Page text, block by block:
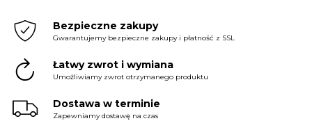
Bezpieczne zakupy
Gwarantujemy bezpieczne zakupy i płatność z SSL
Łatwy zwrot i wymiana
Umożliwiamy zwrot otrzymanego produktu
Dostawa w terminie
Zapewniamy dostawę na czas